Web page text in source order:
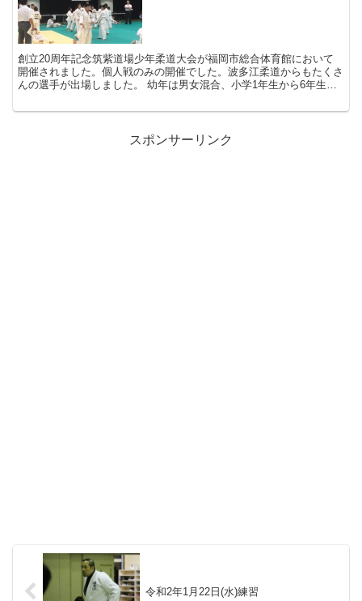
創立20周年記念筑紫道場少年柔道大会が福岡市総合体育館において
開催されました。個人戦のみの開催でした。波多江柔道からもたくさ
んの選手が出場しました。 幼年は男女混合、小学1年生から6年生ま
スポンサーリンク
令和2年1月22日(水)練習